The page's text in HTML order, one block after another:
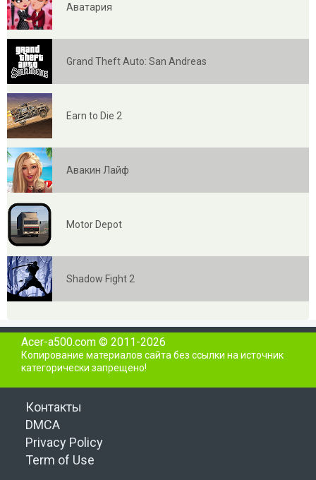
Аватария
Grand Theft Auto: San Andreas
Earn to Die 2
Авакин Лайф
Motor Depot
Shadow Fight 2
Acer-a500.com © 2011-2026
Копирование материалов сайта без ссылки на источник
категорически запрещено!
Контакты
DMCA
Privacy Policy
Term of Use